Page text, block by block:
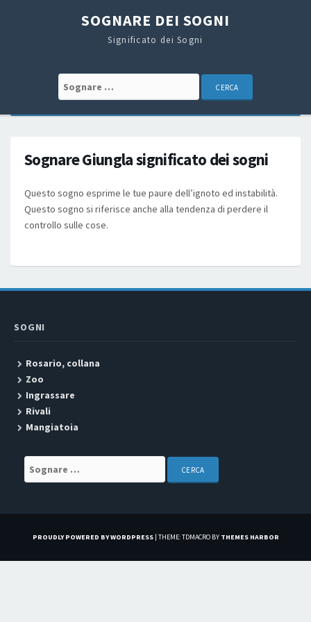
SOGNARE DEI SOGNI
Significato dei Sogni
Search for:
Sognare Giungla significato dei sogni
Questo sogno esprime le tue paure dell’ignoto ed instabilità.
Questo sogno si riferisce anche alla tendenza di perdere il
controllo sulle cose.
SOGNI
Rosario, collana
Zoo
Ingrassare
Rivali
Mangiatoia
Search for:
PROUDLY POWERED BY WORDPRESS | THEME: TDMACRO BY THEMES HARBOR